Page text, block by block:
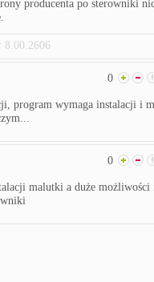
producenta po sterowniki
8.00.2606
0
program wymaga instalacji i
0
malutki a duże możliwości